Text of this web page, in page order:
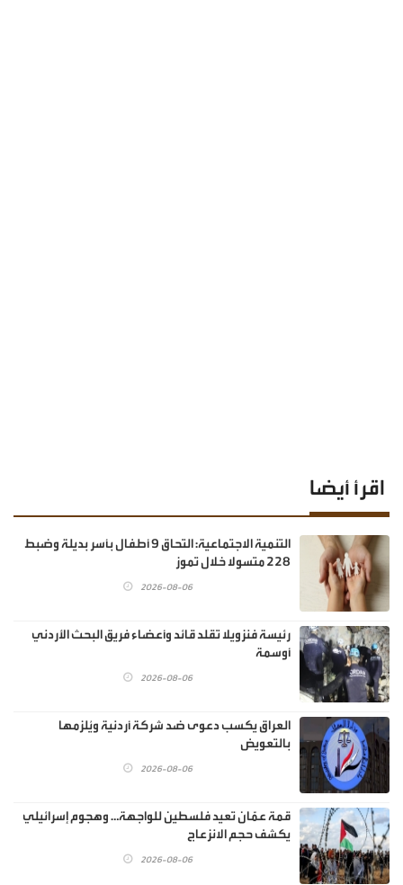
اقرأ أيضا
‏التنمية الاجتماعية: التحاق 9 أطفال بأسر بديلة وضبط
228 متسولا خلال تموز
2026-08-06
رئيسة فنزويلا تقلد قائد وأعضاء فريق البحث الأردني
أوسمة
2026-08-06
العراق يكسب دعوى ضد شركة أردنية ويُلزمها
بالتعويض
2026-08-06
قمة عمّان تعيد فلسطين للواجهة… وهجوم إسرائيلي
يكشف حجم الانزعاج
2026-08-06